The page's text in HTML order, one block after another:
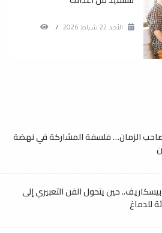
الأحد 22 شباط 2026 /
الزمان… فلسفة المشاركة في نهضة
حين يتحول الفن التعبيري إلى
للدماغ